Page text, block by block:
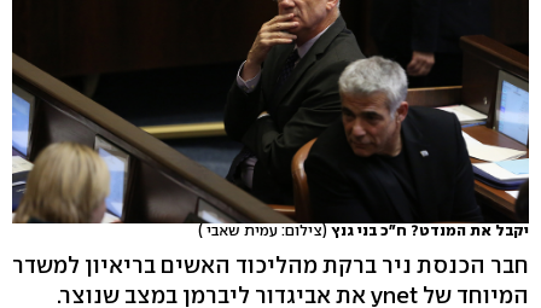
יקבל את המנדט? ח"כ בני גנץ (צילום: עמית שאבי )
חבר הכנסת ניר ברקת מהליכוד האשים בריאיון למשדר
המיוחד של ynet את אביגדור ליברמן במצב שנוצר.